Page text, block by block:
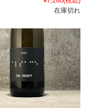
在庫切れ